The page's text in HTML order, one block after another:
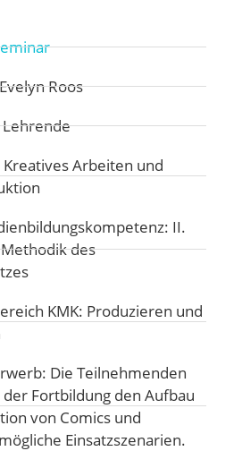
Roos
Kreatives Arbeiten und
II.
des
KMK: Produzieren und
Die Teilnehmenden
Fortbildung den Aufbau
von Comics und
Einsatzszenarien.